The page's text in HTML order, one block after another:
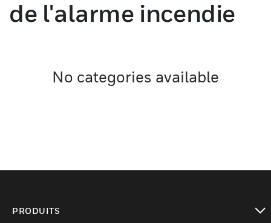
de l'alarme incendie
No categories available
PRODUITS